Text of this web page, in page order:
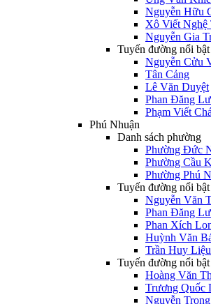
Nguyễn Hữu
Xô Viết Nghệ
Nguyễn Gia
Tuyến đường nổi bật
Nguyễn Cửu
Tân Cảng
Lê Văn Duyệt
Phan Đăng
Phạm Viết
Phú Nhuận
Danh sách phường
Phường Đức
Phường Cầu
Phường Phú
Tuyến đường nổi bật
Nguyễn Văn
Phan Đăng
Phan Xích
Huỳnh Văn
Trần Huy Liệu
Tuyến đường nổi bật
Hoàng Văn
Trương Quốc
Nguyễn